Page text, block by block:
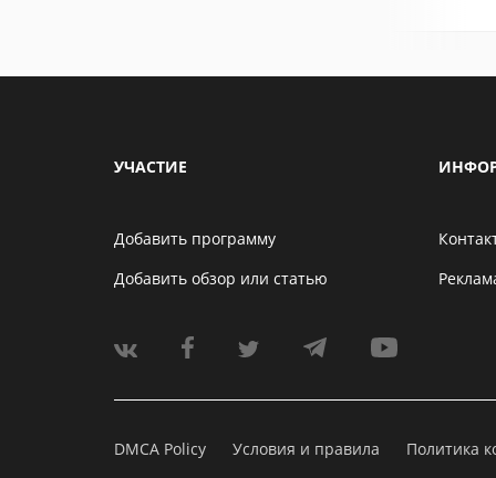
УЧАСТИЕ
Добавить программу
Добавить обзор или статью
DMCA Policy Условия и правила Политика